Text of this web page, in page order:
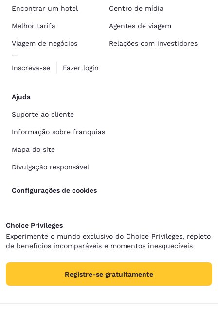
Encontrar um hotel
Melhor tarifa
Viagem de negócios
Inscreva-se Fazer login
Centro de mídia
Agentes de viagem
Relações com investidores
Ajuda
Suporte ao cliente
Informação sobre franquias
Mapa do site
Divulgação responsável
Configurações de cookies
Choice Privileges
Experimente o mundo exclusivo do Choice Privileges, repleto
de benefícios incomparáveis e momentos inesquecíveis
Registre-se gratuitamente